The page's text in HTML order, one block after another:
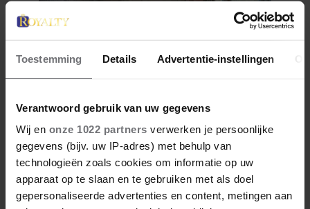
Toestemming Details Advertentie-instellingen
Verantwoord gebruik van uw gegevens
Wij en onze 1022 partners verwerken je persoonlijke
gegevens (bijv. uw IP-adres) met behulp van
technologieën zoals cookies om informatie op uw
apparaat op te slaan en te gebruiken met als doel
gepersonaliseerde advertenties en content, metingen aan
27 april 2026
KONING WILLEM-ALEXANDER
JARIG: ZIJN MOOISTE
PORTRETTEN DOOR DE JAREN